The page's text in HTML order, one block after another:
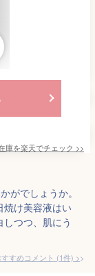
庫を楽天でチェック >>
がでしょうか。
焼け美容液はい
つつ、肌にう
すめコメント (1件) >